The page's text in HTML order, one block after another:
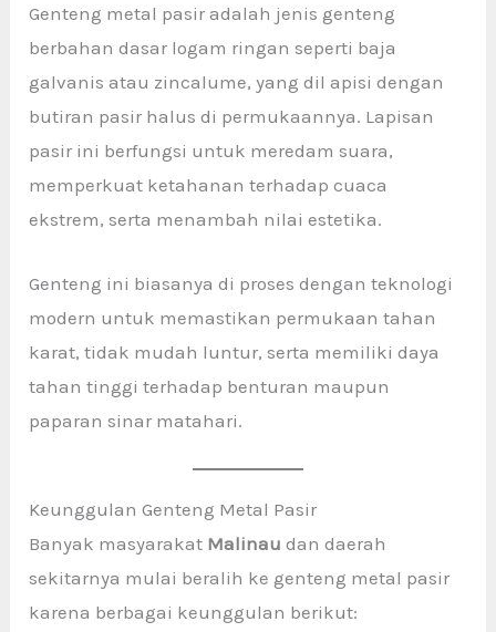
Genteng metal pasir adalah jenis genteng
berbahan dasar logam ringan seperti baja
galvanis atau zincalume, yang dil apisi dengan
butiran pasir halus di permukaannya. Lapisan
pasir ini berfungsi untuk meredam suara,
memperkuat ketahanan terhadap cuaca
ekstrem, serta menambah nilai estetika.
Genteng ini biasanya di proses dengan teknologi
modern untuk memastikan permukaan tahan
karat, tidak mudah luntur, serta memiliki daya
tahan tinggi terhadap benturan maupun
paparan sinar matahari.
Keunggulan Genteng Metal Pasir
Banyak masyarakat Malinau dan daerah
sekitarnya mulai beralih ke genteng metal pasir
karena berbagai keunggulan berikut: